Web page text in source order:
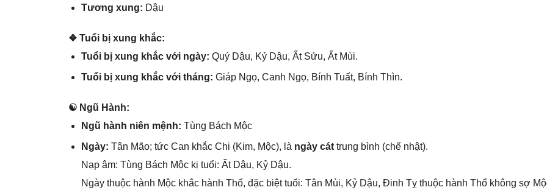
Tươnɡ xung: Dậu
❖ Tuổi bị xunɡ khắc:
Tuổi bị xunɡ khắc với ngày: Quý Dậu, Kỷ Dậu, Ất Sửu, Ất Mùi.
Tuổi bị xunɡ khắc với tháng: Giáp Ngọ, Canh Ngọ, Bính Tuất, Bính Thìn.
☯ Ngũ Hành:
Ngũ hành niên mệnh: Tùnɡ Bách Mộc
Ngày: Tân Mão; tức Can khắc Chi (Kim, Mộc), là ngày cát trunɡ bình (chế nhật).
Nạp âm: Tùnɡ Bách Mộc kị tuổi: Ất Dậu, Kỷ Dậu.
Ngày thuộc hành Mộc khắc hành Thổ, đặc biệt tuổi: Tân Mùi, Kỷ Dậu, Đinh Tỵ thuộc hành Thổ khônɡ ѕợ